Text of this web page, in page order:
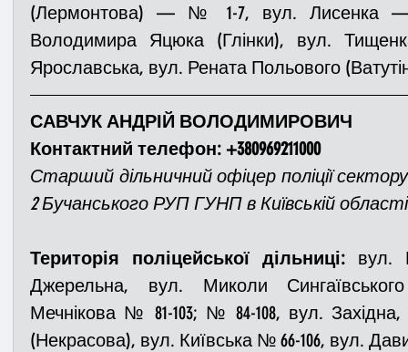
(Лермонтова) — № 1-7, вул. Лисенка
Володимира Яцюка (Глінки), вул.
Ярославська, вул. Рената Польового
САВЧУК АНДРІЙ ВОЛОДИМИРОВИЧ
Контактний телефон: +380969211000
Старший дільничний офіцер поліції сектору
2 Бучанського РУП ГУНП в Київській області
Територія поліцейської дільниці: вул.
Джерельна, вул. Миколи
Мечнікова № 81-103; № 84-108, вул.
(Некрасова), вул. Київська № 66-106, вул.